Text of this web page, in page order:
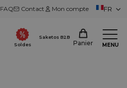
FAQ Contact Mon compte FR
Soldes
Saketos B2B
Panier MENU